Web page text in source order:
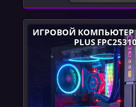
ИГРОВОЙ КОМПЬЮТЕР
PLUS